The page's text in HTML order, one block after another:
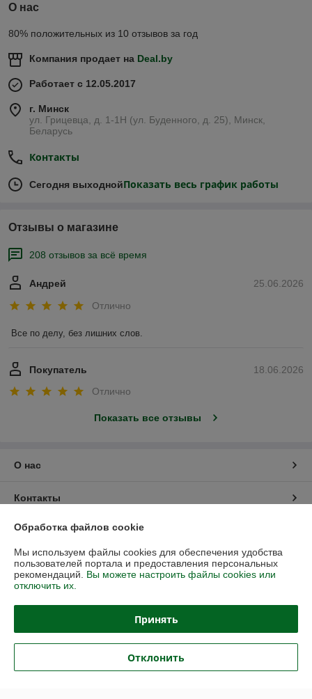
О нас
80% положительных из 10 отзывов за год
Компания продает на Deal.by
Работает с 12.05.2017
г. Минск
ул. Грицевца, д. 1-1Н (ул. Буденного, д. 25), Минск,
Беларусь
Контакты
Сегодня выходнойПоказать весь график работы
Отзывы о магазине
208 отзывов за всё время
25.06.2026
Андрей
Отлично
Все по делу, без лишних слов.
18.06.2026
Покупатель
Отлично
Показать все отзывы
О нас
Контакты
Доставка и оплата
График работы
Политика обработки cookies
Сайт создан на платформе Deal.by
Обработка файлов cookie
Мы используем файлы cookies для обеспечения удобства
пользователей портала и предоставления персональных
рекомендаций. Вы можете настроить файлы cookies или
отключить их.
Принять
Отклонить